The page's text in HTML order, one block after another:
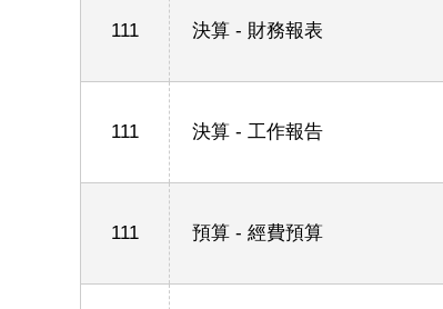
111 決算 - 財務報表
111 決算 - 工作報告
111 預算 - 經費預算